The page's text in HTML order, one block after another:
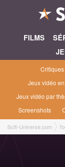
FILMS
Jeux vidéo
Jeux vidéo par
Screenshots
Scifi-Universe.com